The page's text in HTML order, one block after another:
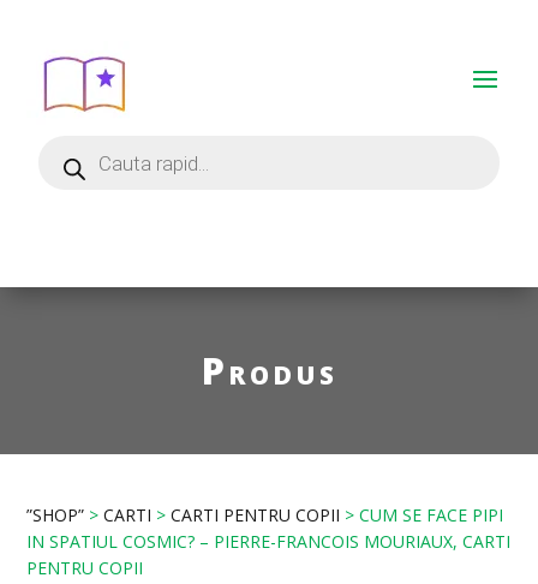
Produs
”SHOP” >CARTI >CARTI PENTRU COPII > CUM SE FACE PIPI
IN SPATIUL COSMIC? – PIERRE-FRANCOIS MOURIAUX, CARTI
PENTRU COPII